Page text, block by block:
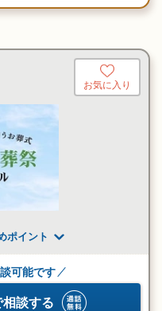
お気に入り
ポイント
可能です
談する